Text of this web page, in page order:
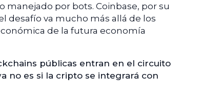
por bots. Coinbase, por su
desafío va mucho más allá de los
de la futura economía
públicas entran en el circuito
no es si la cripto se integrará con